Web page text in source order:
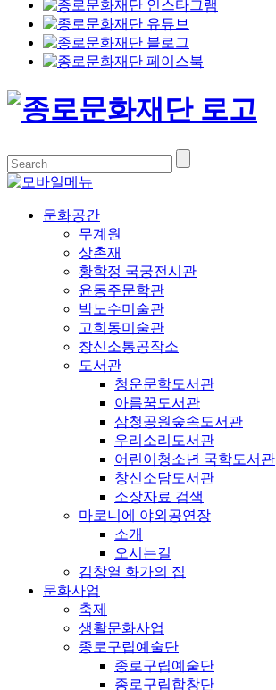
문화공간
무계원
상촌재
황학정 국궁전시관
윤동주문학관
박노수미술관
고희동미술관
창신소통공작소
도서관
청운문학도서관
아름꿈도서관
삼청공원숲속도서관
우리소리도서관
어린이청소년 국학도서관
창신소담도서관
소장자료 검색
마로니에 야외공연장
소개
오시는길
김창열 화가의 집
문화사업
축제
생활문화사업
종로구립예술단
종로구립예술단
종로구립합창단